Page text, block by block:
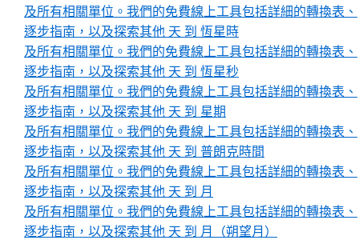
及所有相關單位。我們的免費線上工具包括詳細的轉換表、
逐步指南，以及探索其他 天 到 恆星時
及所有相關單位。我們的免費線上工具包括詳細的轉換表、
逐步指南，以及探索其他 天 到 恆星秒
及所有相關單位。我們的免費線上工具包括詳細的轉換表、
逐步指南，以及探索其他 天 到 星期
及所有相關單位。我們的免費線上工具包括詳細的轉換表、
逐步指南，以及探索其他 天 到 普朗克時間
及所有相關單位。我們的免費線上工具包括詳細的轉換表、
逐步指南，以及探索其他 天 到 月
及所有相關單位。我們的免費線上工具包括詳細的轉換表、
逐步指南，以及探索其他 天 到 月（朔望月）